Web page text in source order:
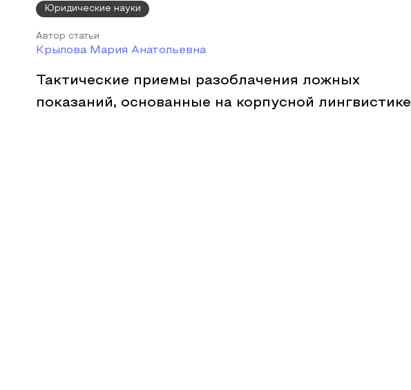
Юридические науки
Автор статьи
Крылова Мария Анатольевна
Тактические приемы разоблачения ложных
показаний, основанные на корпусной лингвистике